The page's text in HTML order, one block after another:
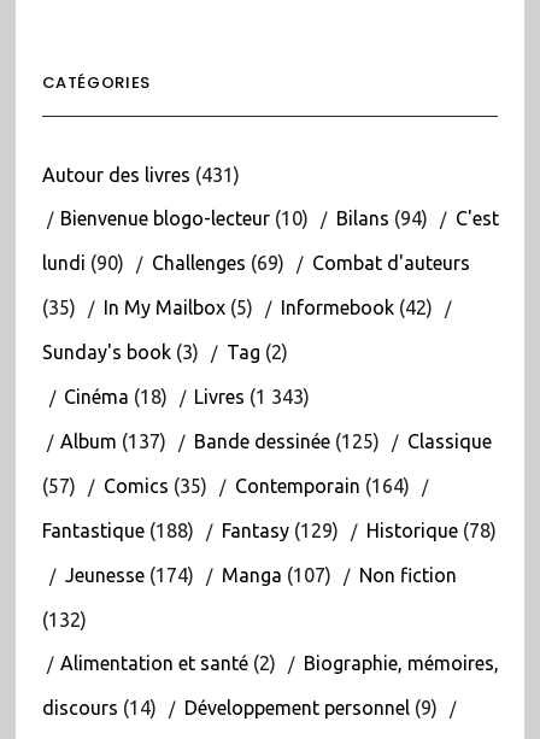
CATÉGORIES
Autour des livres (431)
Bienvenue blogo-lecteur(10) Bilans (94) C'est
lundi (90) Challenges (69) Combat d'auteurs
(35) In My Mailbox(5) Informebook(42)
Sunday's book(3) Tag (2)
Cinéma (18) Livres (1 343)
Album (137) Bande dessinée(125) Classique
(57) Comics (35) Contemporain (164)
Fantastique(188) Fantasy(129) Historique(78)
Jeunesse(174) Manga (107) Non fiction
(132)
Alimentation et santé(2) Biographie, mémoires,
discours (14) Développement personnel(9)